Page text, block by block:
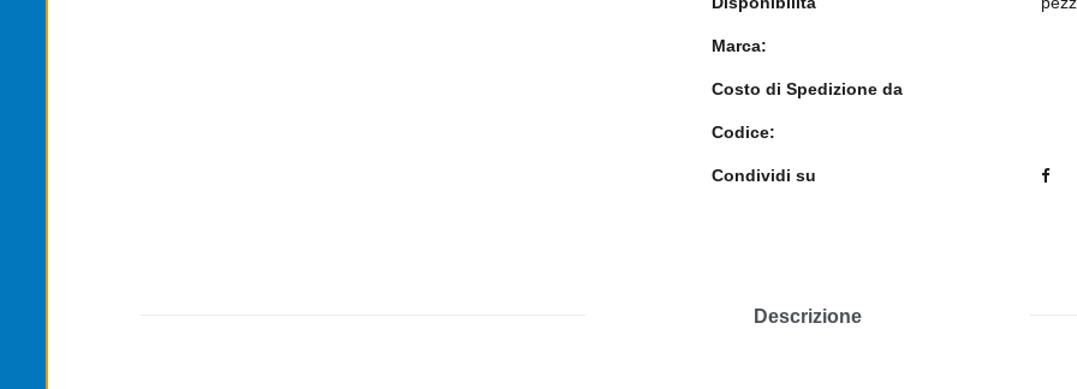
Marca:
Costo di Spedizione da
Codice:
Condividi su
Descrizione